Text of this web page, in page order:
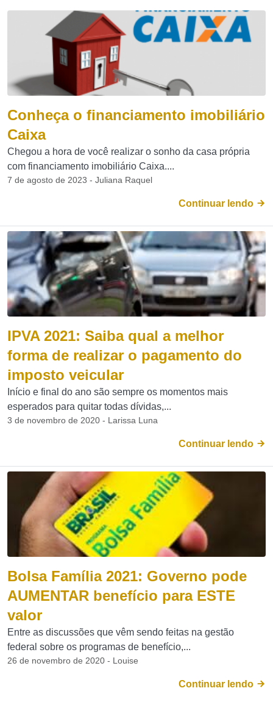
Conheça o financiamento imobiliário
Caixa
Chegou a hora de você realizar o sonho da casa própria
com financiamento imobiliário Caixa....
7 de agosto de 2023 - Juliana Raquel
Continuar lendo
IPVA 2021: Saiba qual a melhor
forma de realizar o pagamento do
imposto veicular
Início e final do ano são sempre os momentos mais
esperados para quitar todas dívidas,...
3 de novembro de 2020 - Larissa Luna
Continuar lendo
Bolsa Família 2021: Governo pode
AUMENTAR benefício para ESTE
valor
Entre as discussões que vêm sendo feitas na gestão
federal sobre os programas de benefício,...
26 de novembro de 2020 - Louise
Continuar lendo